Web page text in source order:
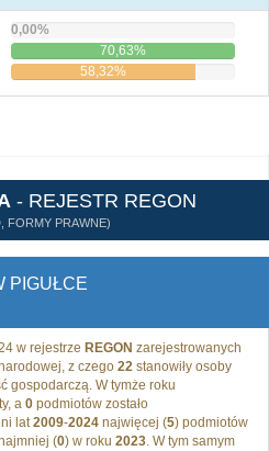
0,00%
70,63%
58,32%
- REJESTR REGON
FORMY PRAWNE)
PIGUŁCE
w rejestrze REGON zarejestrowanych
z czego 22 stanowiły osoby
gospodarczą. W tymże roku
a 0 podmiotów zostało
lat2009-2024 najwięcej (5) podmiotów
(0) w roku 2023. W tym samym